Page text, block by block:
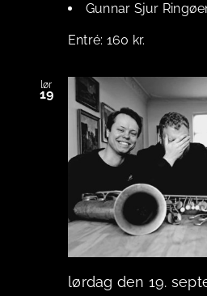
Gunnar Sjur
160 kr.
lør
19
lørdag den 19.